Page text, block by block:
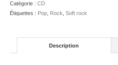
OATES
Back
Catégorie : CD
Étiquettes : Pop Rock Soft rock
Description